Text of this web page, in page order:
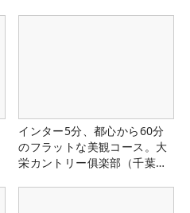
インター5分、都心から60分
のフラットな美観コース。大
栄カントリー俱楽部（千葉